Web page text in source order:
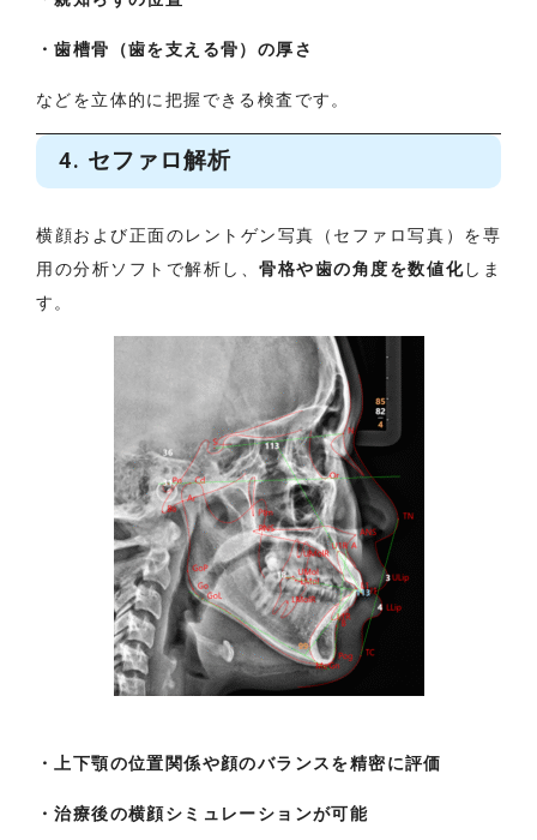
・歯槽骨（歯を支える骨）の厚さ
などを立体的に把握できる検査です。
4. セファロ解析
横顔および正面のレントゲン写真（セファロ写真）を専
用の分析ソフトで解析し、骨格や歯の角度を数値化しま
す。
・上下顎の位置関係や顔のバランスを精密に評価
・治療後の横顔シミュレーションが可能